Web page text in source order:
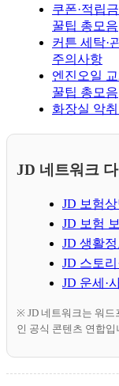
쿠폰·적립
꿀팁 총모음
커튼 세탁·
주의사항
엔진오일
꿀팁 총모음
화장실 악
JD 네트워크
JD 보험
JD 보험
JD 생활
JD 스토리
JD 운세·
※ JD 네트워크는 워드
인 공식 콘텐츠 연합입